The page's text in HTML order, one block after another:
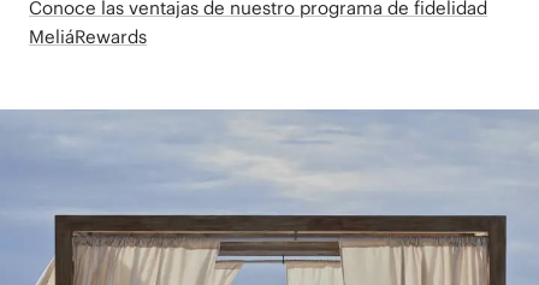
Conoce las ventajas de nuestro programa de fidelidad
MeliáRewards